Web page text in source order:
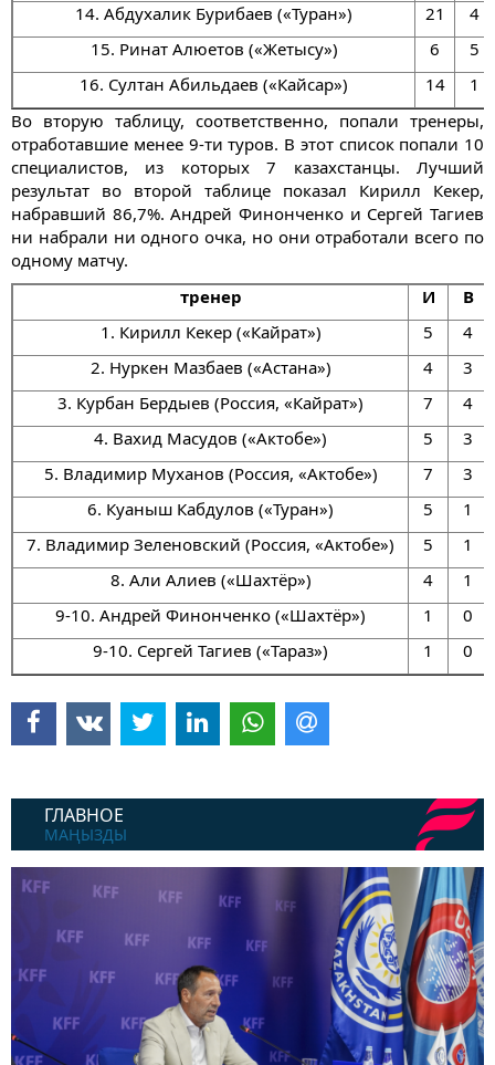
ГЛАВНОЕ
МАҢЫЗДЫ
14. Абдухалик Бурибаев («Туран»)
21
4
15. Ринат Алюетов («Жетысу»)
6
5
16. Султан Абильдаев («Кайсар»)
14
1
Во вторую таблицу, соответственно, попали тренеры,
отработавшие менее 9-ти туров. В этот список попали 10
специалистов, из которых 7 казахстанцы. Лучший
результат во второй таблице показал Кирилл Кекер,
набравший 86,7%. Андрей Финонченко и Сергей Тагиев
ни набрали ни одного очка, но они отработали всего по
одному матчу.
тренер
И
В
1. Кирилл Кекер («Кайрат»)
5
4
2. Нуркен Мазбаев («Астана»)
4
3
3. Курбан Бердыев (Россия, «Кайрат»)
7
4
4. Вахид Масудов («Актобе»)
5
3
5. Владимир Муханов (Россия, «Актобе»)
7
3
6. Куаныш Кабдулов («Туран»)
5
1
7. Владимир Зеленовский (Россия, «Актобе»)
5
1
8. Али Алиев («Шахтёр»)
4
1
9-10. Андрей Финонченко («Шахтёр»)
1
0
9-10. Сергей Тагиев («Тараз»)
1 0